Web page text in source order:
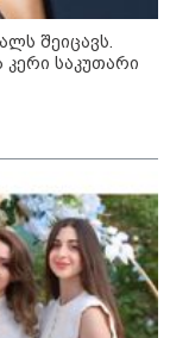
და ოდესას
დაღუპულები
- რა
ხელს
თუმცა
უყენებს
- ჯო უილსონი
შეიცავს.
საკუთარი